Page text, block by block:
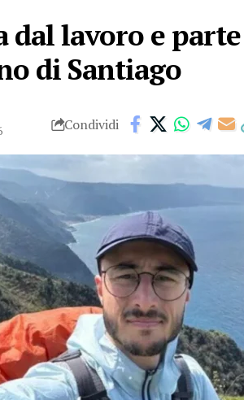
dal lavoro e
di Santiago
Condividi